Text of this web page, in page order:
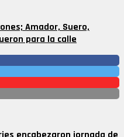
Amador, Suero,
para la calle